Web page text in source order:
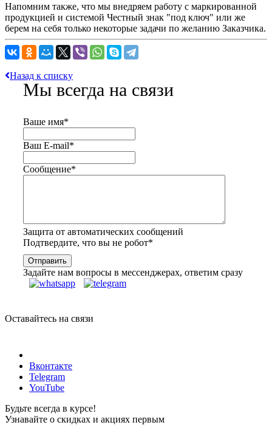
Напомним также, что мы внедряем работу с маркированной
продукцией и системой Честный знак "под ключ" или же
берем на себя только некоторые задачи по желанию Заказчика.
Назад к списку
Мы всегда на связи
Ваше имя*
Ваш E-mail*
Сообщение*
Защита от автоматических сообщений
Подтвердите, что вы не робот*
Задайте нам вопросы в мессенджерах, ответим сразу
Оставайтесь на связи
Вконтакте
Telegram
YouTube
Будьте всегда в курсе!
Узнавайте о скидках и акциях первым